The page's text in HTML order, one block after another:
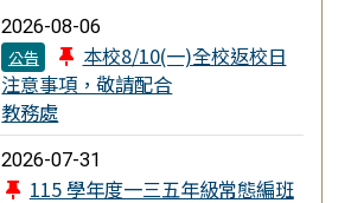
2026-08-06
公告
本校8/10(一)全校返校日
注意事項，敬請配合
教務處
2026-07-31
115 學年度一三五年級常態編班